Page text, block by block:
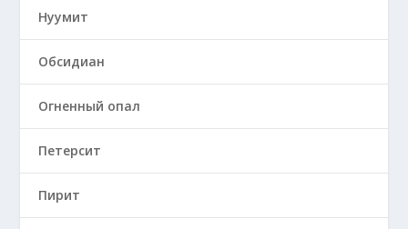
Нуумит
Обсидиан
Огненный опал
Петерсит
Пирит